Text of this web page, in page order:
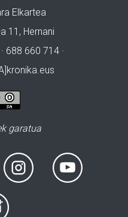
Elkartea
11, Hernani
688 660 714 ·
garatua